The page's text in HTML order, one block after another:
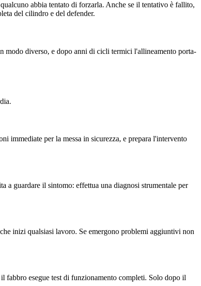
abbia tentato di forzarla. Anche se il tentativo è fallito,
del cilindro e del defender.
modo diverso, e dopo anni di cicli termici l'allineamento porta-
immediate per la messa in sicurezza, e prepara l'intervento
a guardare il sintomo: effettua una diagnosi strumentale per
inizi qualsiasi lavoro. Se emergono problemi aggiuntivi non
esegue test di funzionamento completi. Solo dopo il